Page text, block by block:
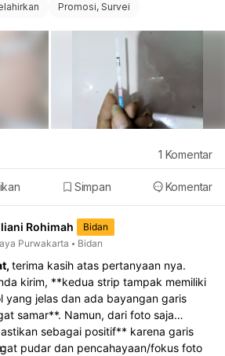
Promosi, Survei
Simpan Komentar
1 Komentar
Rohimah
Bidan
Purwakarta
Bidan
terima kasih atas pertanyaan nya.
kirim, **kedua strip tampak memiliki
yang jelas dan ada bayangan garis
samar**. Namun, dari foto saja
sebagai positif** karena garis
pudar dan pencahayaan/fokus foto